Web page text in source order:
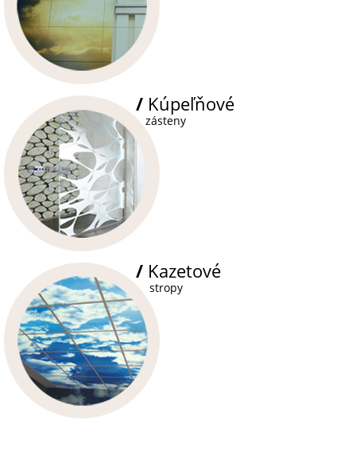
/ Kúpeľňové
zásteny
/ Kazetové
stropy